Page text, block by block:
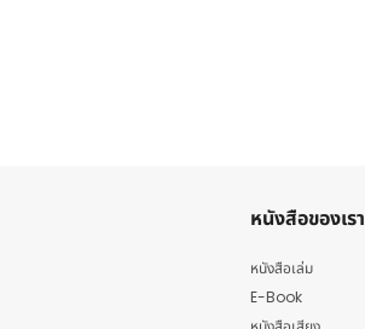
หนังสือของเรา
หนังสือเล่ม
E-Book